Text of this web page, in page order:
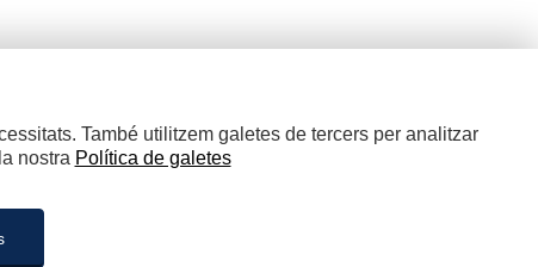
També utilitzem galetes de tercers per analitzar
nostra Política de galetes